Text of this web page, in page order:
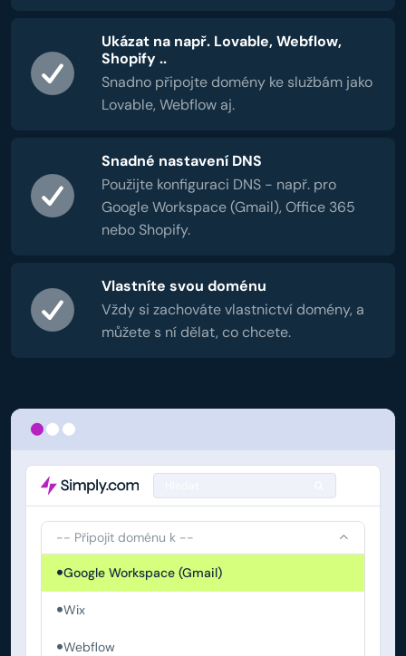
Ukázat na např. Lovable, Webflow,
Shopify ..
Snadno připojte domény ke službám jako
Lovable, Webflow aj.
Snadné nastavení DNS
Použijte konfiguraci DNS - např. pro
Google Workspace (Gmail), Office 365
nebo Shopify.
Vlastníte svou doménu
Vždy si zachováte vlastnictví domény, a
můžete s ní dělat, co chcete.
-- Připojit doménu k --
Google Workspace (Gmail)
Wix
Webflow